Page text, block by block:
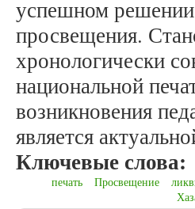
успешном решении
просвещения.
хронологически
национальной
возникновения
является
Ключевые слова:
печать Просвещение